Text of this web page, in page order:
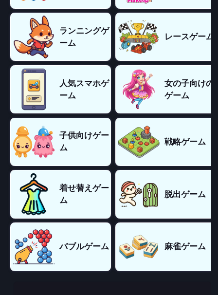
ランニングゲ
ーム
レースゲーム
人気スマホゲ
ーム
女の子向けの
ゲーム
子供向けゲー
ム
戦略ゲーム
着せ替えゲー
ム
脱出ゲーム
バブルゲーム 麻雀ゲーム